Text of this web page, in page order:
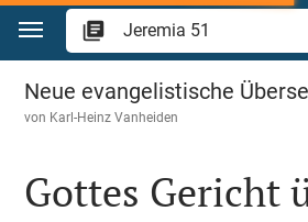
Zum Inhalt springen
Jeremia 51
Neue evangelistische
von Karl-Heinz Vanheiden
Gottes Gericht